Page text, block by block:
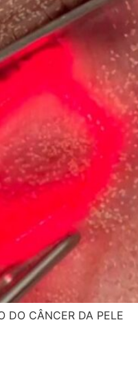
DO CÂNCER DA PELE